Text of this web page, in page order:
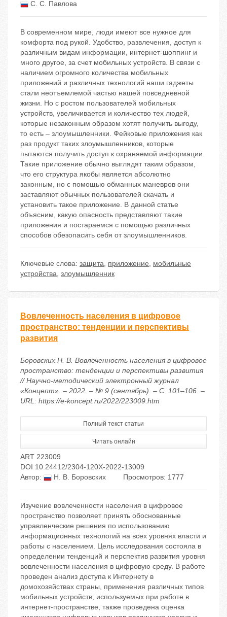
С. С. Павлова
В современном мире, люди имеют все нужное для
комфорта под рукой. Удобство, развлечения, доступ к
различным видам информации, интернет-шоппинг и
много другое, за счет мобильных устройств. В связи с
наличием огромного количества мобильных
приложений и различных технологий наши гаджеты
стали неотъемлемой частью нашей повседневной
жизни. Но с ростом пользователей мобильных
устройств, увеличивается и количество тех людей,
которые незаконным образом хотят получить выгоду,
то есть – злоумышленники. Фейковые приложения как
раз продукт таких злоумышленников, которые
пытаются получить доступ к охраняемой информации.
Такие приложение обычно выглядят таким образом,
что его структура якобы является абсолютно
законным, но с помощью обманных маневров они
заставляют обычных пользователей скачать и
установить такое приложение. В данной статье
объясним, какую опасность представляют такие
приложения и постараемся с помощью различных
способов обезопасить себя от злоумышленников.
Ключевые слова: защита, приложение, мобильные
устройства, злоумышленник
Вовлеченность населения в цифровое
пространство: тенденции и перспективы
развития
Боровских Н. В. Вовлеченность населения в цифровое
пространство: тенденции и перспективы развития
// Научно-методический электронный журнал
«Концепт». – 2022. – № 9 (сентябрь). – С. 101–106. –
URL: https://e-koncept.ru/2022/223009.htm
Полный текст статьи
Читать онлайн
ART 223009
DOI 10.24412/2304-120X-2022-13009
Автор:
Н. В. Боровских Просмотров: 1777
Изучение вовлеченности населения в цифровое
пространство позволяет принять обоснованные
управленческие решения по использованию
информационных технологий на всех уровнях власти и
работы с населением. Цель исследования состояла в
определении тенденций и перспектив развития уровня
вовлеченности населения в цифровую среду. В работе
проведен анализ доступа к Интернету в
домохозяйствах страны, применения различных типов
мобильных устройств, используемых при работе в
интернет-пространстве, также проведена оценка